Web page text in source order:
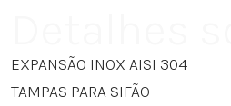
EXPANSÃO INOX AISI 304
TAMPAS PARA SIFÃO